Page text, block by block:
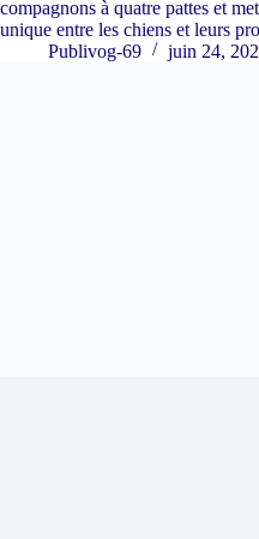
compagnons à quatre pattes et
unique entre les chiens et leurs
Publivog-69
juin 24,